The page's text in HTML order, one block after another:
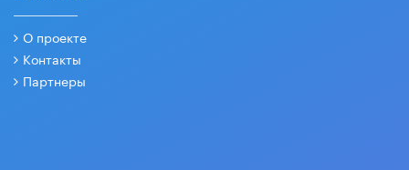
О проекте
Контакты
Партнеры